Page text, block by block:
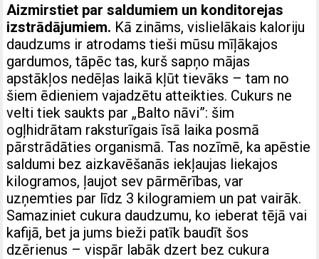
Aizmirstiet par saldumiem un konditorejas
izstrādājumiem. Kā zināms, vislielākais kaloriju
daudzums ir atrodams tieši mūsu mīļākajos
gardumos, tāpēc tas, kurš sapņo mājas
apstākļos nedēļas laikā kļūt tievāks – tam no
šiem ēdieniem vajadzētu atteikties. Cukurs ne
velti tiek saukts par „Balto nāvi”: šim
ogļhidrātam raksturīgais īsā laika posmā
pārstrādāties organismā. Tas nozīmē, ka apēstie
saldumi bez aizkavēšanās iekļaujas liekajos
kilogramos, ļaujot sev pārmērības, var
uzņemties par līdz 3 kilogramiem un pat vairāk.
Samaziniet cukura daudzumu, ko ieberat tējā vai
kafijā, bet ja jums bieži patīk baudīt šos
dzērienus – vispār labāk dzert bez cukura